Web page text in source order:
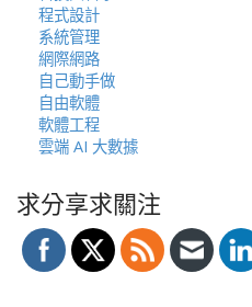
程式設計
系統管理
網際網路
自己動手做
自由軟體
軟體工程
雲端 AI 大數據
求分享求關注